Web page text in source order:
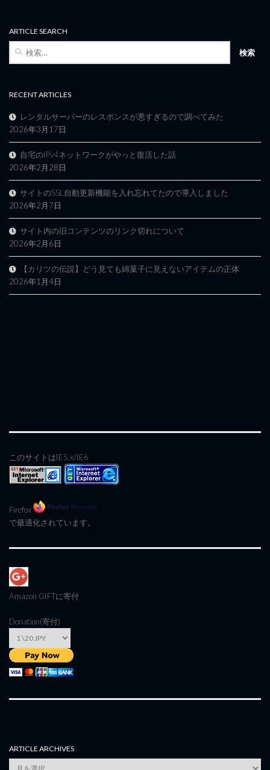
ARTICLE SEARCH
RECENT ARTICLES
レンタルサーバーのレスポンスが悪すぎるので調べてみた
2026年3月17日
自宅のIPv4ネットワークがやっと復活した話
2026年2月28日
サイトのSSL自動更新機能を入れ忘れてたので導入しました
2026年2月7日
サイト内の旧コンテンツのリンク切れについて
2026年2月6日
【カリツの伝説】どう見ても綿菓子に見えないアイテムの正体
2026年1月4日
このサイトはIE5.x/IE6
Firefox
で最適化されています。
Amazon GIFTに寄付
Donation(寄付)
ARTICLE ARCHIVES
Article